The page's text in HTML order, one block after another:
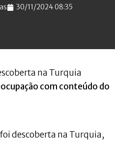
30/11/2024 08:35
na Turquia
com conteúdo do
descoberta na Turquia,